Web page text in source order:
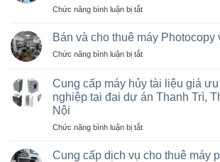
tại
Nội
rẻ
nhà
thầu
động
ở
Chức năng bình luận bị tắtở
máy
photo
tại
Trì,
Phú
các
công
Bán và cho thuê máy Photocopy
Chức năng bình luận bị tắtở
cho
thuê
Photocopy
phòng
Cung cấp máy hủy tài liệu giá
nghiệp tại đại dự án Thanh Trì,
Nội
Chức năng bình luận bị tắtở
cấp
Cung cấp dịch vụ cho thuê máy